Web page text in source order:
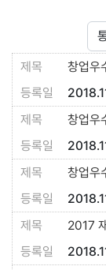
창업우
창업우
창업우
2017